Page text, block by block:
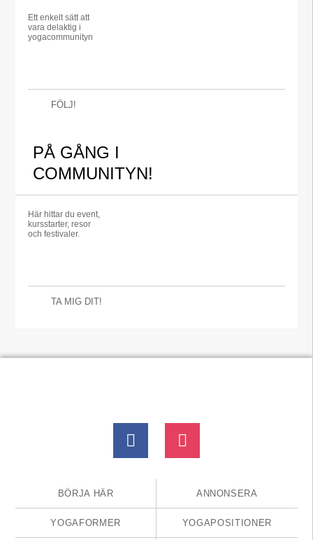
Ett enkelt sätt att
vara delaktig i
yogacommunityn
FÖLJ!
PÅ GÅNG I
COMMUNITYN!
Här hittar du event,
kursstarter, resor
och festivaler.
TA MIG DIT!
BÖRJA HÄR ANNONSERA
YOGAFORMER YOGAPOSITIONER